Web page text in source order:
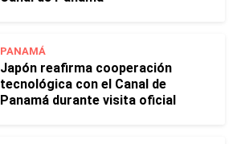
PANAMÁ
Japón reafirma cooperación
tecnológica con el Canal de
Panamá durante visita oficial